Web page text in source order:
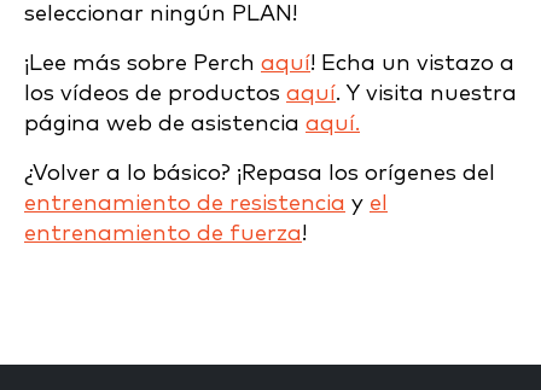
seleccionar ningún PLAN!
¡Lee más sobre Perch aquí! Echa un vistazo a
los vídeos de productos aquí. Y visita nuestra
página web de asistencia aquí.
¿Volver a lo básico? ¡Repasa los orígenes del
entrenamiento de resistencia y el
entrenamiento de fuerza!